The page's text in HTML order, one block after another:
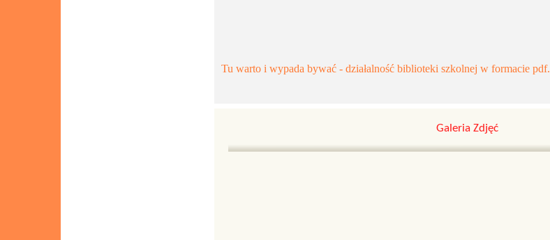
Tu warto i wypada bywać - działalność biblioteki szkolnej w formacie pdf.
Galeria Zdjęć